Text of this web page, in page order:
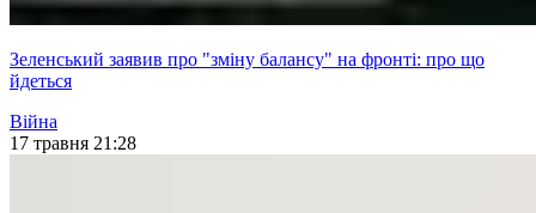
Зеленський заявив про "зміну балансу" на фронті: про що
йдеться
Війна
17 травня 21:28